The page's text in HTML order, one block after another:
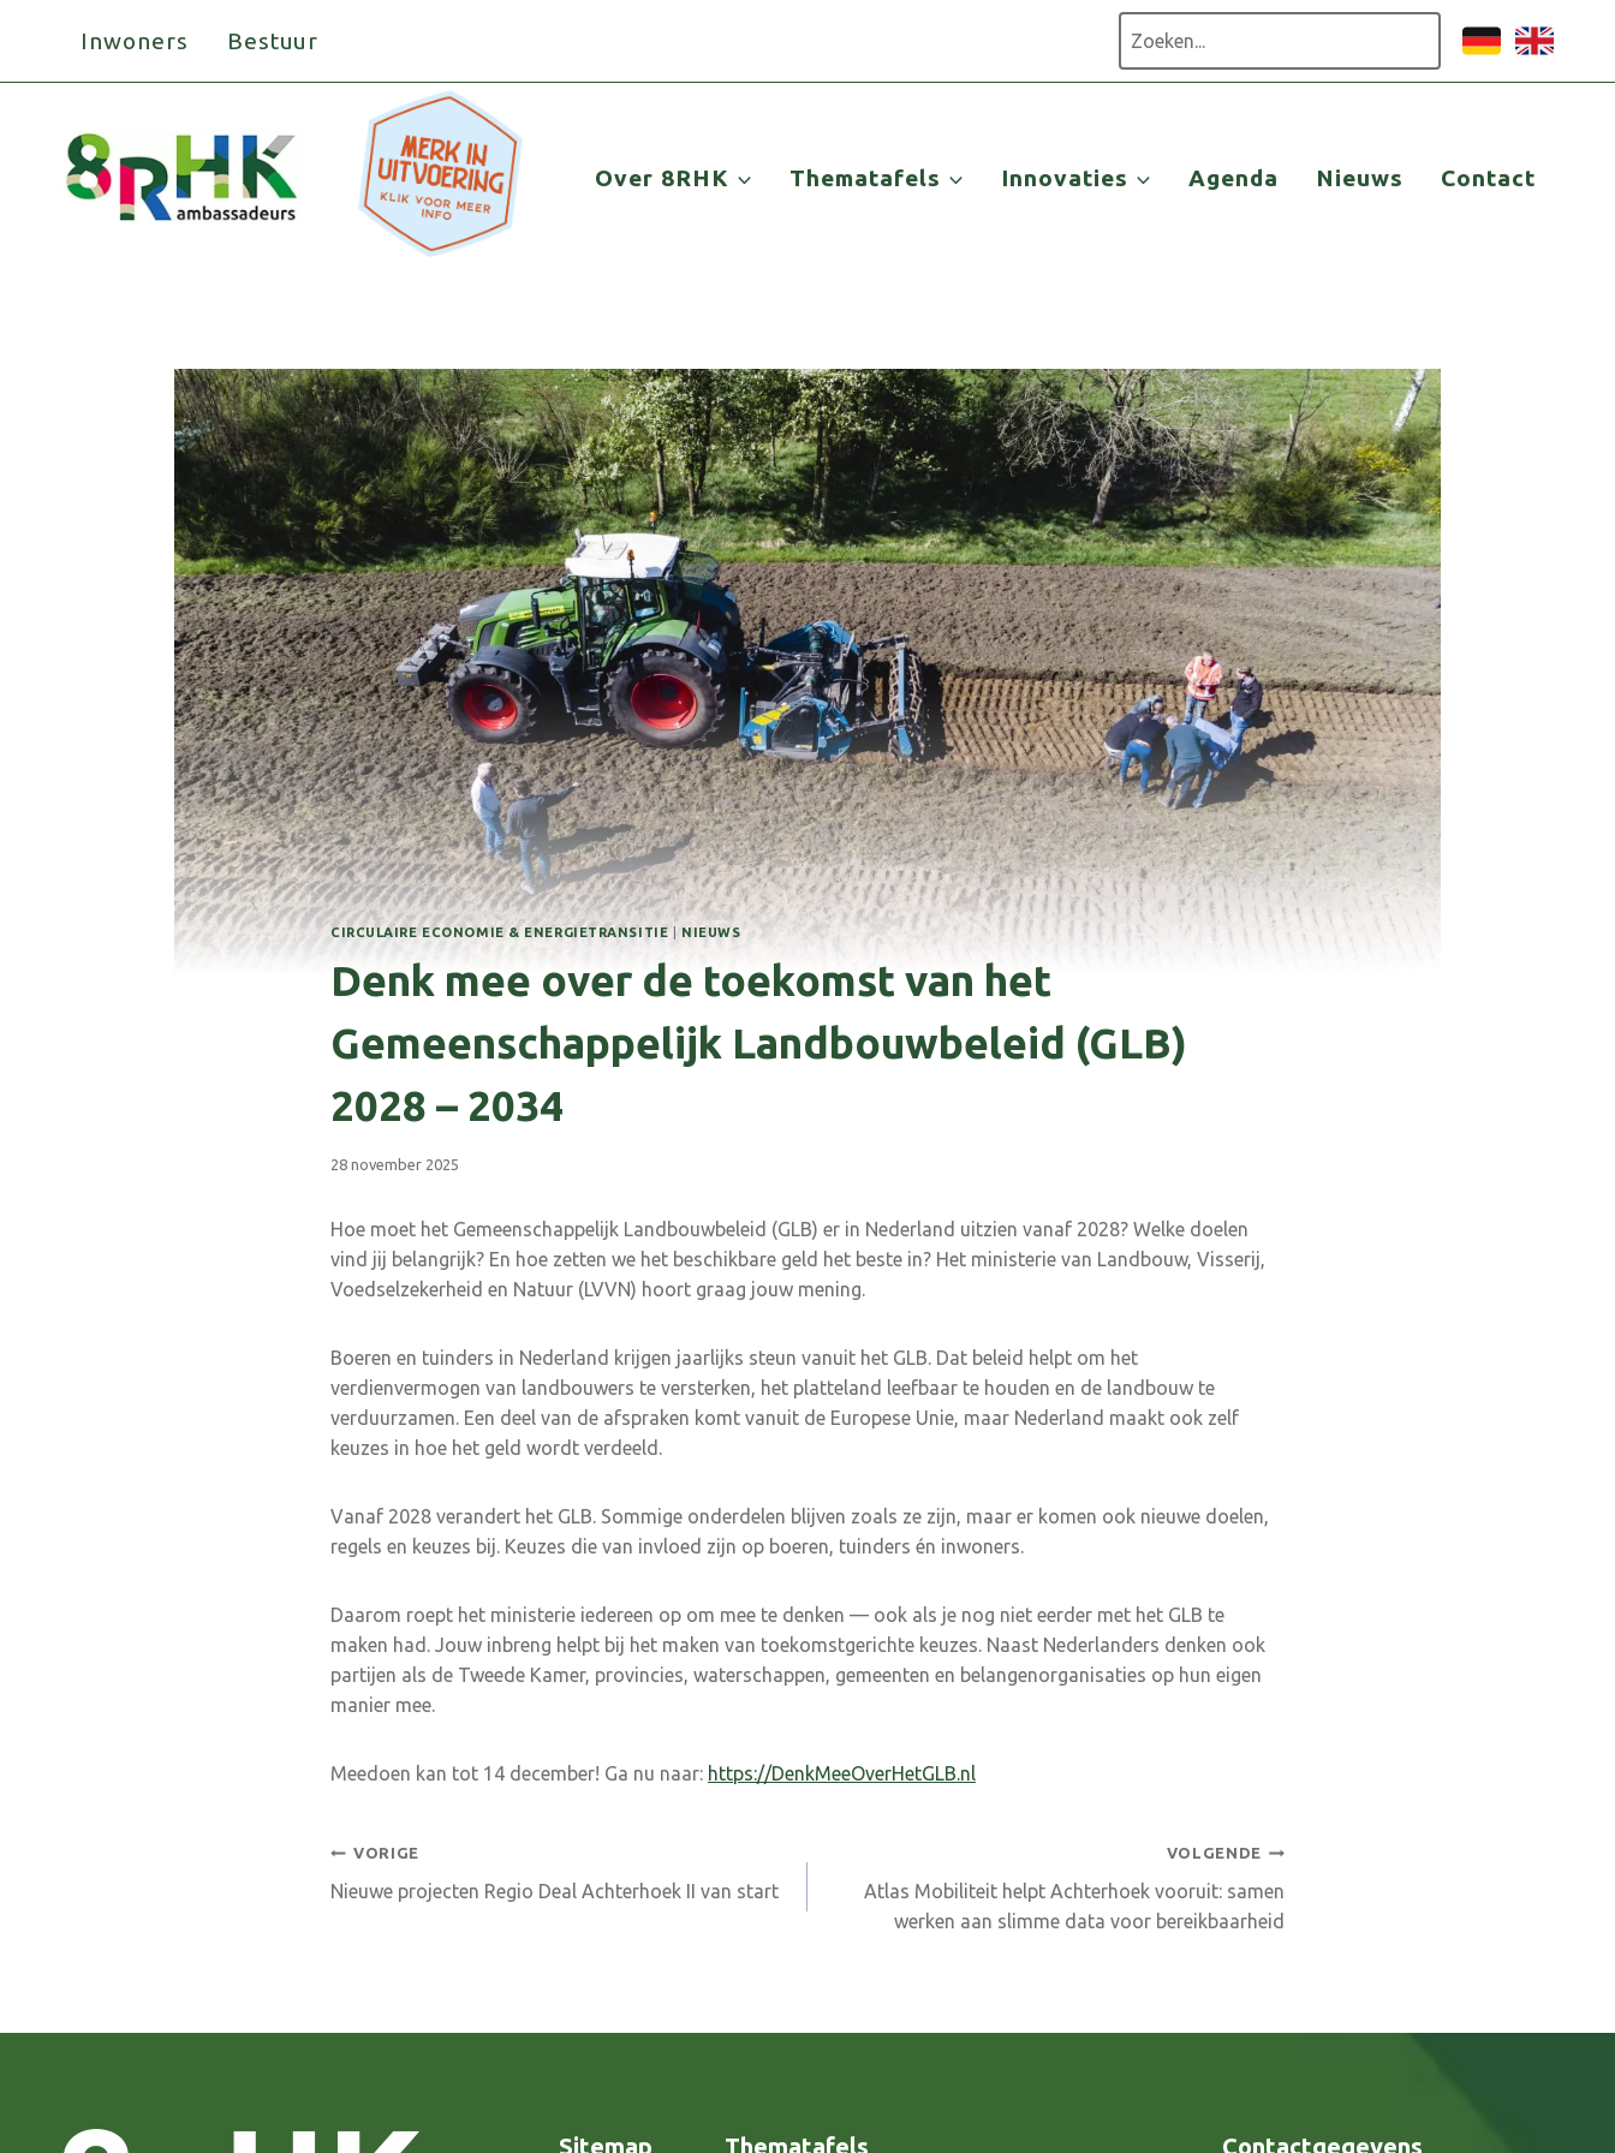
Inwoners Bestuur
Over 8RHK Thematafels Innovaties Agenda Nieuws Contact
CIRCULAIRE ECONOMIE & ENERGIETRANSITIE NIEUWS
Denk mee over de toekomst van het
Gemeenschappelijk Landbouwbeleid (GLB)
2028 – 2034
28 november 2025
Hoe moet het Gemeenschappelijk Landbouwbeleid (GLB) er in Nederland uitzien vanaf 2028? Welke doelen
vind jij belangrijk? En hoe zetten we het beschikbare geld het beste in? Het ministerie van Landbouw, Visserij,
Voedselzekerheid en Natuur (LVVN) hoort graag jouw mening.
Boeren en tuinders in Nederland krijgen jaarlijks steun vanuit het GLB. Dat beleid helpt om het
verdienvermogen van landbouwers te versterken, het platteland leefbaar te houden en de landbouw te
verduurzamen. Een deel van de afspraken komt vanuit de Europese Unie, maar Nederland maakt ook zelf
keuzes in hoe het geld wordt verdeeld.
Vanaf 2028 verandert het GLB. Sommige onderdelen blijven zoals ze zijn, maar er komen ook nieuwe doelen,
regels en keuzes bij. Keuzes die van invloed zijn op boeren, tuinders én inwoners.
Daarom roept het ministerie iedereen op om mee te denken — ook als je nog niet eerder met het GLB te
maken had. Jouw inbreng helpt bij het maken van toekomstgerichte keuzes. Naast Nederlanders denken ook
partijen als de Tweede Kamer, provincies, waterschappen, gemeenten en belangenorganisaties op hun eigen
manier mee.
Meedoen kan tot 14 december! Ga nu naar: https://DenkMeeOverHetGLB.nl
Bericht
navigatie
VORIGE
Nieuwe projecten Regio Deal Achterhoek II van start
VOLGENDE
Atlas Mobiliteit helpt Achterhoek vooruit: samen
werken aan slimme data voor bereikbaarheid
Sitemap Thematafels Contactgegevens